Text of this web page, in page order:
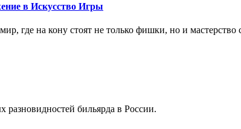
в Искусство Игры
где на кону стоят не только фишки, но и мастерство
бильярда в России.